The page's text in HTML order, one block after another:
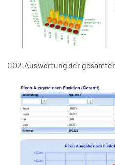
CO2-Auswertung der